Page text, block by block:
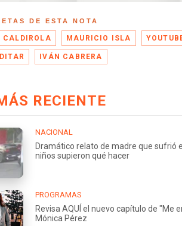
DE ESTA NOTA
CALDIROLA MAURICIO ISLA
IVÁN CABRERA
RECIENTE
NACIONAL
Dramático relato de madre que sufrió
niños supieron qué hacer
PROGRAMAS
Revisa AQUÍ el nuevo capítulo de "Me
Mónica Pérez